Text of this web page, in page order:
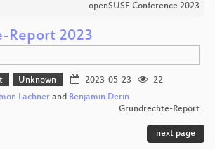
openSUSE Conference 2023
Report 2023
Unknown 2023-05-23
22
Lachner and Benjamin Derin
Grundrechte-Report
next page